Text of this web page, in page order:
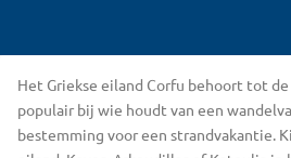
Het Griekse eiland Corfu behoort tot
populair bij wie houdt van een
bestemming voor een strandvakantie.